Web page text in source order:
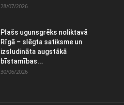
28/07/2026
Plašs ugunsgrēks noliktavā
Rīgā – slēgta satiksme un
izsludināta augstākā
bīstamības...
30/06/2026